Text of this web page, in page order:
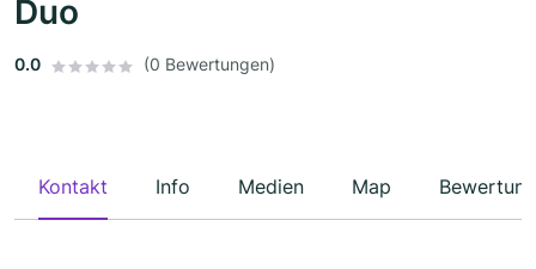
Duo
0.0 (0 Bewertungen)
Kontakt Info Medien Map